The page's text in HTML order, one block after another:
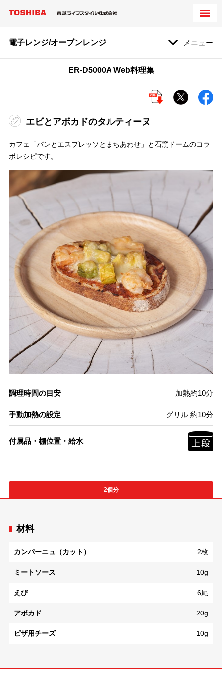
電子レンジ/オーブンレンジ メニュー
ER-D5000A Web料理集
エビとアボカドのタルティーヌ
カフェ「パンとエスプレッソとまちあわせ」と石窯ドームのコラ
ボレシピです。
調理時間の目安 加熱約10分
手動加熱の設定 グリル 約10分
付属品・棚位置・給水
2個分
材料
カンパーニュ（カット） 2枚
ミートソース 10g
えび 6尾
アボカド 20g
ピザ用チーズ 10g